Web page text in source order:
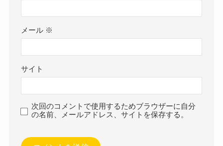
メール ※
サイト
次回のコメントで使用するためブラウザーに自分
の名前、メールアドレス、サイトを保存する。